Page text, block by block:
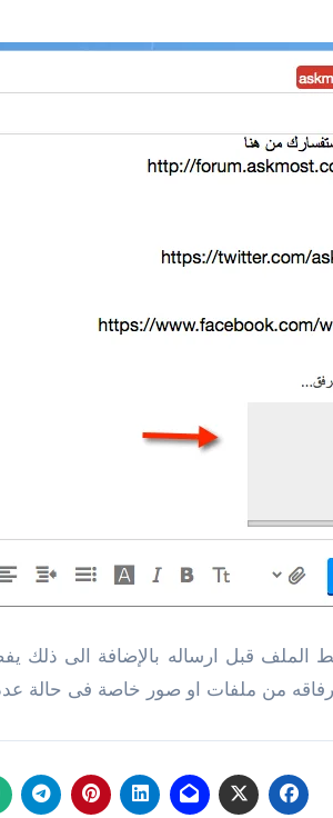
الملف قبل ارساله بالإضافة الى
من ملفات او صور خاصة فى حالة